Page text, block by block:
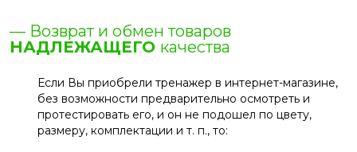
— Возврат и обмен товаров
НАДЛЕЖАЩЕГО качества
Если Вы приобрели тренажер в интернет-магазине,
без возможности предварительно осмотреть и
протестировать его, и он не подошел по цвету,
размеру, комплектации и т. п., то: